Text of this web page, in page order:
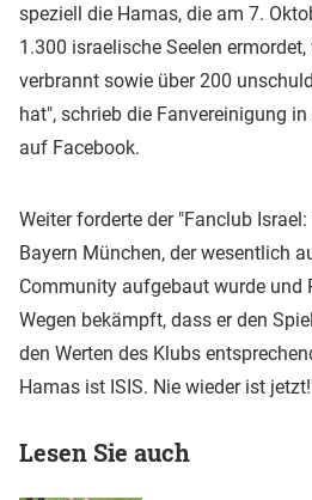
speziell die Hamas, die am 7.
1.300 israelische Seelen
verbrannt sowie über 200
hat", schrieb die Fanvereinigung
auf Facebook.
Weiter forderte der "Fanclub
Bayern München, der wesentlich
Community aufgebaut wurde und
Wegen bekämpft, dass er den
den Werten des Klubs
Hamas ist ISIS. Nie wieder ist
Lesen Sie auch